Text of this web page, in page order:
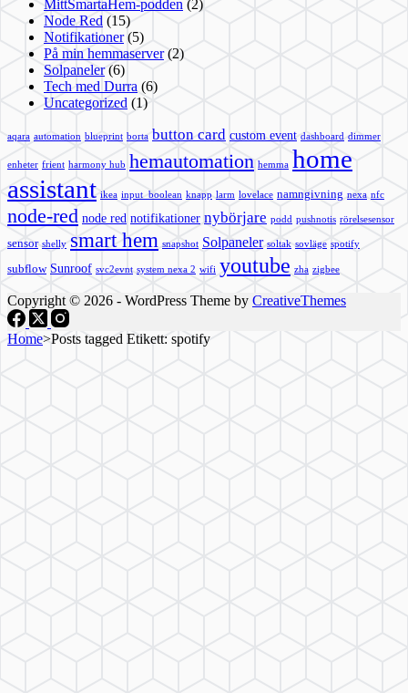
MittSmartaHem-podden (2)
Node Red (15)
Notifikationer(5)
På min hemmaserver(2)
Solpaneler(6)
Tech med Durra (6)
Uncategorized (1)
aqara automation blueprint borta button card custom event dashboard dimmer
enheter frient harmony hub hemautomation hemma home
assistant ikea input_boolean knapp larm lovelace namngivning nexa nfc
node-red node red notifikationer nybörjare podd pushnotis rörelsesensor
sensor shelly smart hem snapshot Solpaneler soltak sovläge spotify
subflow Sunroof svc2evnt system nexa 2 wifi youtube zha zigbee
Copyright © 2026 - WordPress Theme by CreativeThemes
Home>Posts tagged Etikett: spotify